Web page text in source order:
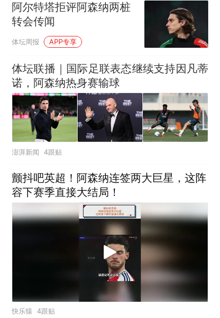
阿尔特塔拒评阿森纳两桩
转会传闻
体坛周报 APP专享
体坛联播｜国际足联表态继续支持因凡蒂
诺，阿森纳热身赛输球
澎湃新闻 4跟贴
颤抖吧英超！阿森纳连签两大巨星，这阵
容下赛季直接大结局！
快乐猿 4跟贴